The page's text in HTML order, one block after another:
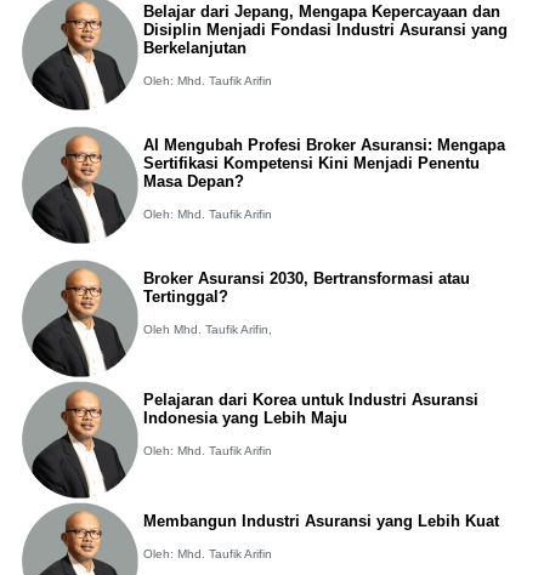
Belajar dari Jepang, Mengapa Kepercayaan dan
Disiplin Menjadi Fondasi Industri Asuransi yang
Berkelanjutan
Oleh: Mhd. Taufik Arifin
AI Mengubah Profesi Broker Asuransi: Mengapa
Sertifikasi Kompetensi Kini Menjadi Penentu
Masa Depan?
Oleh: Mhd. Taufik Arifin
Broker Asuransi 2030, Bertransformasi atau
Tertinggal?
Oleh Mhd. Taufik Arifin,
Pelajaran dari Korea untuk Industri Asuransi
Indonesia yang Lebih Maju
Oleh: Mhd. Taufik Arifin
Membangun Industri Asuransi yang Lebih Kuat
Oleh: Mhd. Taufik Arifin